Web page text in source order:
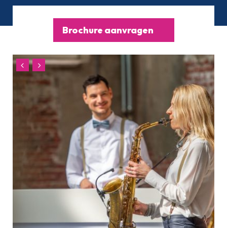
Brochure aanvragen